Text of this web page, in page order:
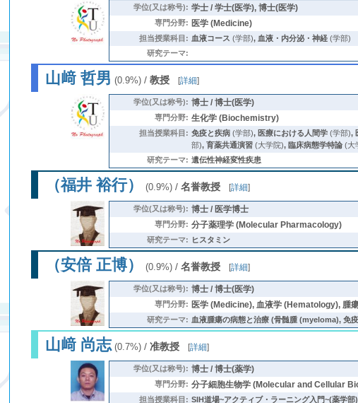
学位(又は称号): 学士 / 学士(医学), 博士(医学)
専門分野: 医学 (Medicine)
担当授業科目: 血液コース (学部), 血液・内分泌・神経 (学部)
研究テーマ:
山﨑 哲男 (0.9%) /教授 [詳細]
学位(又は称号): 博士 / 博士(医学)
専門分野: 生化学 (Biochemistry)
担当授業科目: 免疫と疾病 (学部), 医療における人間学 (学部),
部),育薬共通演習 (大学院),臨床病態学特論 (大
研究テーマ: 遺伝性神経変性疾患
（福井 裕行） (0.9%) /名誉教授 [詳細]
学位(又は称号): 博士 / 医学博士
専門分野: 分子薬理学 (Molecular Pharmacology)
研究テーマ: ヒスタミン
（安倍 正博） (0.9%) /名誉教授 [詳細]
学位(又は称号): 博士 / 博士(医学)
専門分野: 医学 (Medicine), 血液学 (Hematology), 腫
研究テーマ: 血液腫瘍の病態と治療 (骨髄腫 (myeloma),
山﨑 尚志(0.7%) /准教授 [詳細]
学位(又は称号): 博士 / 博士(薬学)
専門分野: 分子細胞生物学 (Molecular and Cellular
担当授業科目: SIH道場~アクティブ・ラーニング入門~(薬学部)